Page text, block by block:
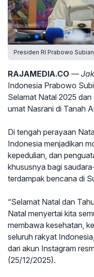
Presiden RI Prabowo
RAJAMEDIA.CO —
Indonesia Prabowo
Selamat Natal 2025
umat Nasrani di Tanah
Di tengah perayaan
Indonesia menjadikan
kepedulian, dan
khususnya bagi
terdampak bencana di
“Selamat Natal dan
Natal menyertai kita
membawa kesehatan,
seluruh rakyat
dari akun Instagram
(25/12/2025).